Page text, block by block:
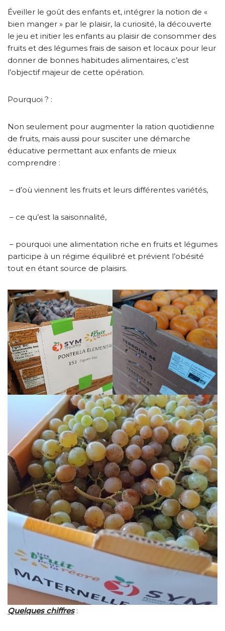
Éveiller le goût des enfants et, intégrer la notion de «
bien manger » par le plaisir, la curiosité, la découverte
le jeu et initier les enfants au plaisir de consommer des
fruits et des légumes frais de saison et locaux pour leur
donner de bonnes habitudes alimentaires, c’est
l’objectif majeur de cette opération.
Pourquoi ? :
Non seulement pour augmenter la ration quotidienne
de fruits, mais aussi pour susciter une démarche
éducative permettant aux enfants de mieux
comprendre :
– d’où viennent les fruits et leurs différentes variétés,
– ce qu’est la saisonnalité,
– pourquoi une alimentation riche en fruits et légumes
participe à un régime équilibré et prévient l’obésité
tout en étant source de plaisirs.
Quelques chiffres: